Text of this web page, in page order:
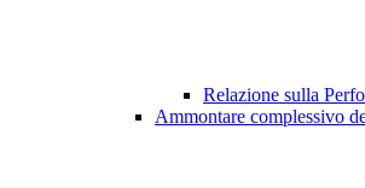
Relazione sulla
Ammontare complessivo